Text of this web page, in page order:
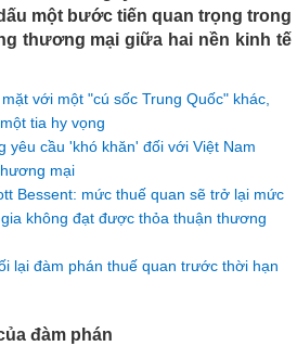
một bước tiến quan trọng trong
thương mại giữa hai nền kinh tế
với một "cú sốc Trung Quốc" khác,
tia hy vọng
yêu cầu 'khó khăn' đối với Việt Nam
mại
Bessent: mức thuế quan sẽ trở lại mức
không đạt được thỏa thuận thương
lại đàm phán thuế quan trước thời hạn
đàm phán